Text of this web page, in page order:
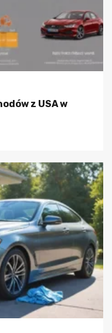
z USA w